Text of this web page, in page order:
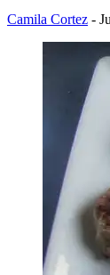
Camila Cortez -